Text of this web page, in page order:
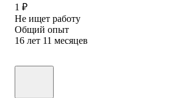
1 ₽
Не ищет работу
Общий опыт
16 лет 11 месяцев